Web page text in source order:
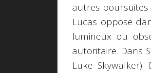
autres poursuites
Lucas oppose
lumineux ou
autoritaire. Dans
Luke Skywalker).